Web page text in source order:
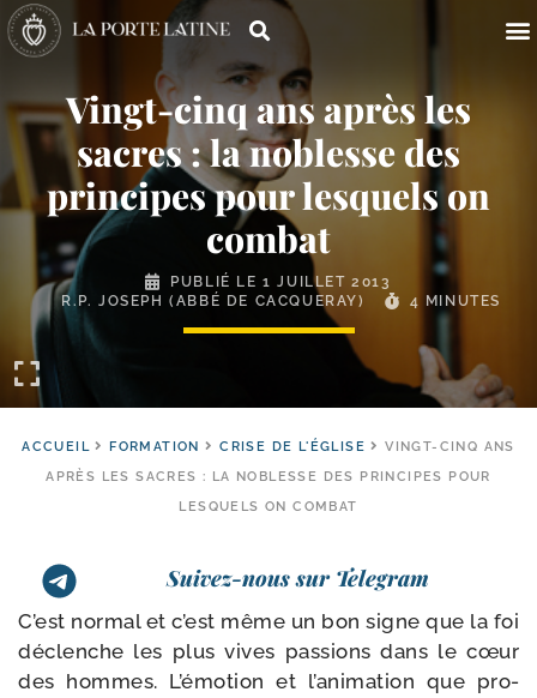
Vingt-​cinq ans après les
sacres : la noblesse des
principes pour lesquels on
combat
PUBLIÉ LE1 JUILLET 2013
R.P. JOSEPH (ABBÉ DE CACQUERAY)
4 MINUTES
ACCUEIL FORMATION CRISE DE L'ÉGLISE
VINGT-CINQ ANS
APRÈS LES SACRES : LA NOBLESSE DES PRINCIPES POUR
LESQUELS ON COMBAT
Suivez-nous sur Telegram
C’est nor­mal et c’est même un bon signe que la foi
déclenche les plus vives pas­sions dans le cœur
des hommes. L’émotion et l’a­ni­ma­tion que pro­